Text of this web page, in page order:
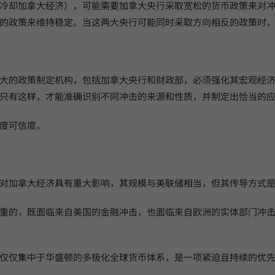
却加拿大经济），可能需要加拿大央行采取宽松的货币政策来对
政策来维持稳定。当这两大央行可能同时采取方向相反的政策时
的政策制定机构，包括加拿大央行和财政部，必须强化其宏观经
有这样，才能准确识别不同冲击的来源和性质，并制定出恰当的
可信度。
加拿大经济具有重大影响，其规模与美联储相当，但其传导方式
的，既面临来自美国的金融冲击，也面临来自欧洲的实体部门冲
仅集中于华盛顿的多极化全球货币体系，是一项紧迫且持续的优